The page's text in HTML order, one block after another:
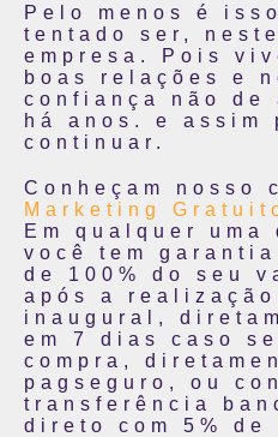
Pelo menos é
tentado ser,
empresa. Pois
boas relações e
confiança não de
há anos. e assim
continuar.
Conheçam nosso
Marketing
Em qualquer uma
você tem
de 100% do seu
após a
inaugural,
em 7 dias caso
compra,
pagseguro, ou
transferência
direto com 5% de